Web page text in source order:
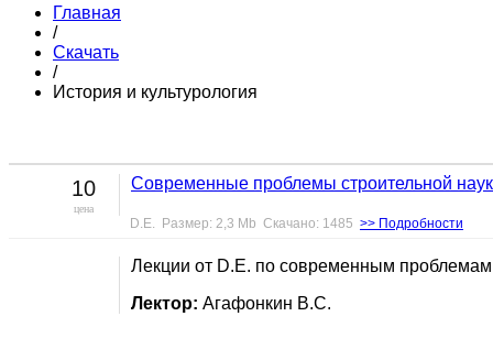
Главная
/
Скачать
/
История и культурология
10
цена
Современные проблемы строительной
D.E. Размер: 2,3 Mb Скачано: 1485 >> Подробности
Лекции от D.E. по современным проблемам
Лектор: Агафонкин В.С.